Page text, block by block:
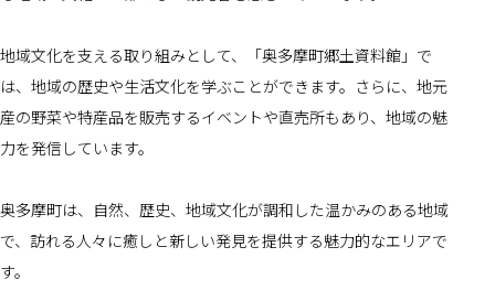
地域文化を支える取り組みとして、「奥多摩町郷土資料館」で
は、地域の歴史や生活文化を学ぶことができます。さらに、地元
産の野菜や特産品を販売するイベントや直売所もあり、地域の魅
力を発信しています。
奥多摩町は、自然、歴史、地域文化が調和した温かみのある地域
で、訪れる人々に癒しと新しい発見を提供する魅力的なエリアで
す。